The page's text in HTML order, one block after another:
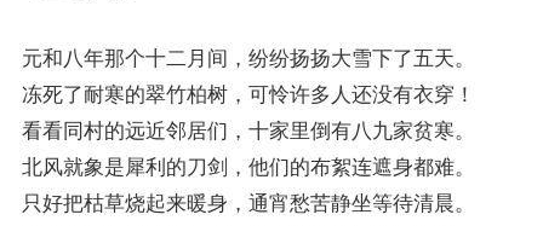
元和八年那个十二月间，纷纷扬扬大雪下了五天。
冻死了耐寒的翠竹柏树，可怜许多人还没有衣穿！
看看同村的远近邻居们，十家里倒有八九家贫寒。
北风就象是犀利的刀剑，他们的布絮连遮身都难。
只好把枯草烧起来暖身，通宵愁苦静坐等待清晨。